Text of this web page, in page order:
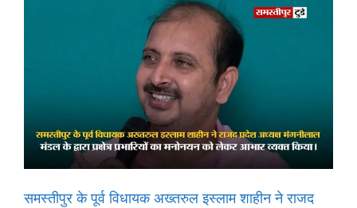
समस्तीपुर के पूर्व विधायक अख्तरुल इस्लाम शाहीन ने राजद